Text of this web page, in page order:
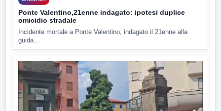
Ponte Valentino,21enne indagato: ipotesi duplice
omicidio stradale
Incidente mortale a Ponte Valentino, indagato il 21enne alla
guida...